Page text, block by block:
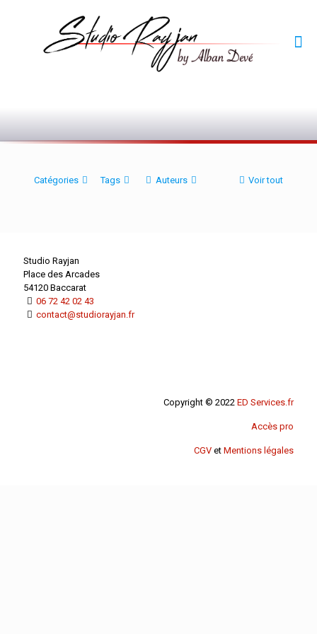
Catégories Tags Auteurs Voir tout
Studio Rayjan
Place des Arcades
54120 Baccarat
06 72 42 02 43
contact@studiorayjan.fr
Copyright © 2022 ED Services.fr
Accès pro
CGV et Mentions légales